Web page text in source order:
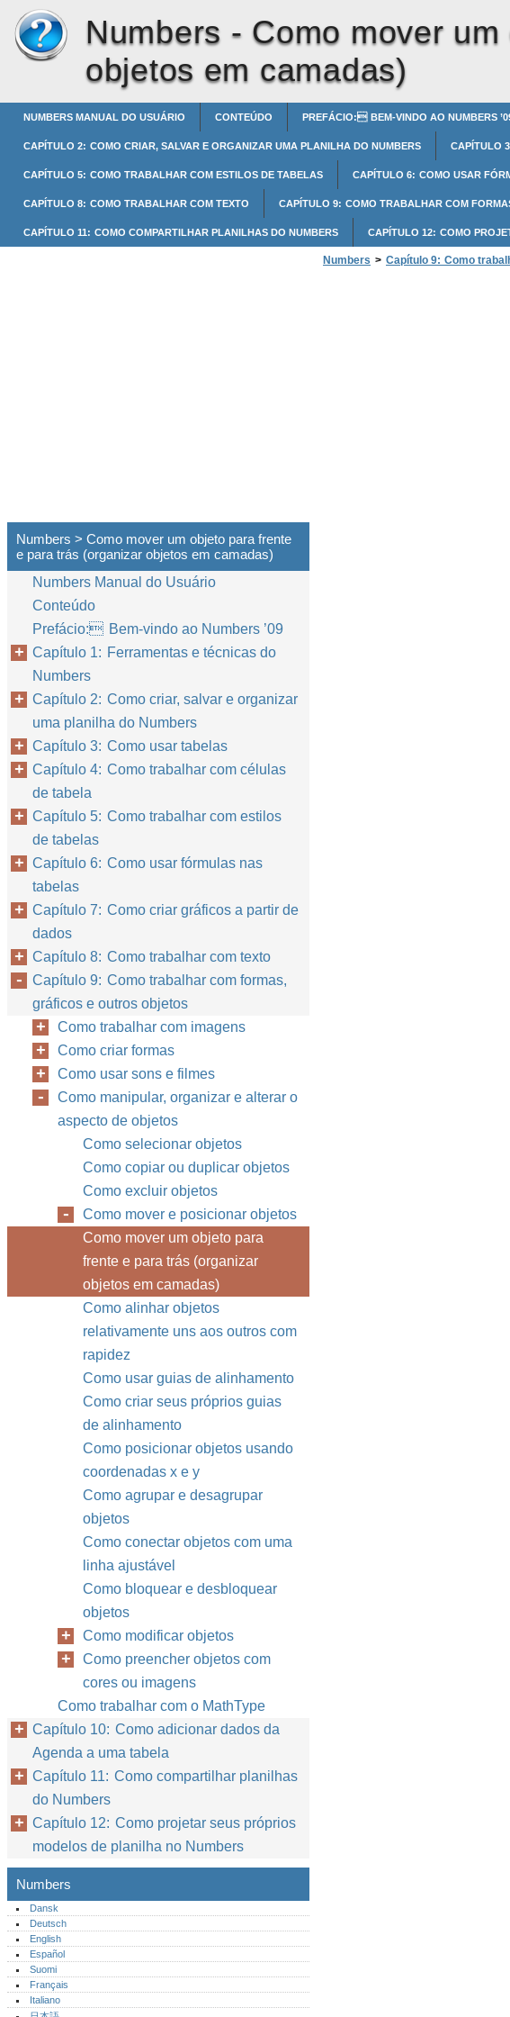
Numbers -Como mover
objetos em camadas)
NUMBERS MANUAL DO USUÁRIO CONTEÚDO PREFÁCIO: BEM-VINDO AO NUMBERS
CAPÍTULO 2: COMO CRIAR, SALVAR E ORGANIZAR UMA PLANILHA DO NUMBERS CAPÍTULO
CAPÍTULO 5: COMO TRABALHAR COM ESTILOS DE TABELAS CAPÍTULO 6: COMO USAR
CAPÍTULO 8: COMO TRABALHAR COM TEXTO CAPÍTULO 9: COMO TRABALHAR COM
CAPÍTULO 11: COMO COMPARTILHAR PLANILHAS DO NUMBERS CAPÍTULO 12: COMO
Numbers > Capítulo 9: Como
Numbers > Como mover um objeto para frente
e para trás (organizar objetos em camadas)
Numbers Manual do Usuário
Conteúdo
Prefácio: Bem-vindo ao Numbers ’09
Capítulo 1: Ferramentas e técnicas do
Numbers
Capítulo 2: Como criar, salvar e organizar
uma planilha do Numbers
Capítulo 3: Como usar tabelas
Capítulo 4: Como trabalhar com células
de tabela
Capítulo 5: Como trabalhar com estilos
de tabelas
Capítulo 6: Como usar fórmulas nas
tabelas
Capítulo 7: Como criar gráficos a partir de
dados
Capítulo 8: Como trabalhar com texto
Capítulo 9: Como trabalhar com formas,
gráficos e outros objetos
Como trabalhar com imagens
Como criar formas
Como usar sons e filmes
Como manipular, organizar e alterar o
aspecto de objetos
Como selecionar objetos
Como copiar ou duplicar objetos
Como excluir objetos
Como mover e posicionar objetos
Como mover um objeto para
frente e para trás (organizar
objetos em camadas)
Como alinhar objetos
relativamente uns aos outros com
rapidez
Como usar guias de alinhamento
Como criar seus próprios guias
de alinhamento
Como posicionar objetos usando
coordenadas x e y
Como agrupar e desagrupar
objetos
Como conectar objetos com uma
linha ajustável
Como bloquear e desbloquear
objetos
Como modificar objetos
Como preencher objetos com
cores ou imagens
Como trabalhar com o MathType
Capítulo 10: Como adicionar dados da
Agenda a uma tabela
Capítulo 11: Como compartilhar planilhas
do Numbers
Capítulo 12: Como projetar seus próprios
modelos de planilha no Numbers
Numbers
Dansk
Deutsch
English
Español
Suomi
Français
Italiano